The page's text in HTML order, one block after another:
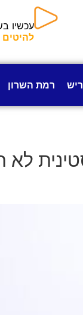
עכשיו
רמת השרון